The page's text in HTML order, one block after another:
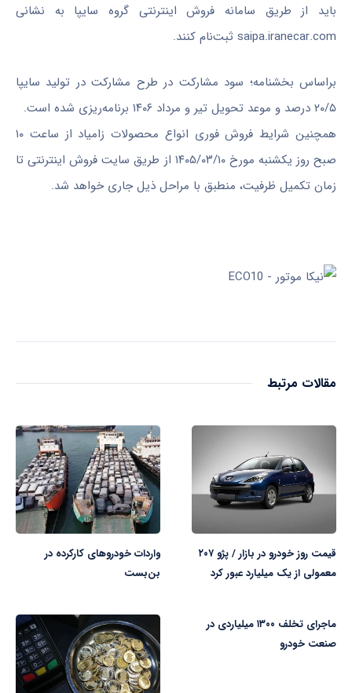
باید از طریق سامانه فروش اینترنتی گروه سایپا به نشانی
saipa.iranecar.com ثبت‌نام کنند.
براساس بخشنامه؛ سود مشارکت در طرح مشارکت در تولید سایپا
۲۰/۵ درصد و موعد تحویل تیر و مرداد ۱۴۰۶ برنامه‌ریزی شده است.
همچنین شرایط فروش فوری انواع محصولات زامیاد از ساعت ۱۰
صبح روز یکشنبه مورخ ۱۴۰۵/۰۳/۱۰ از طریق سایت فروش اینترنتی تا
زمان تکمیل ظرفیت، منطبق با مراحل ذیل جاری خواهد شد.
مقالات مرتبط
قیمت روز خودرو در بازار / پژو ۲۰۷
معمولی از یک میلیارد عبور کرد
واردات خودروهای کارکرده در
بن‌بست
ماجرای تخلف ۱۳۰۰ میلیاردی در
صنعت خودرو